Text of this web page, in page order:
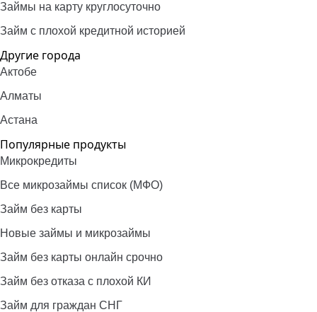
Займы на карту круглосуточно
Займ с плохой кредитной историей
Другие города
Актобе
Алматы
Астана
Популярные продукты
Микрокредиты
Все микрозаймы список (МФО)
Займ без карты
Новые займы и микрозаймы
Займ без карты онлайн срочно
Займ без отказа с плохой КИ
Займ для граждан СНГ